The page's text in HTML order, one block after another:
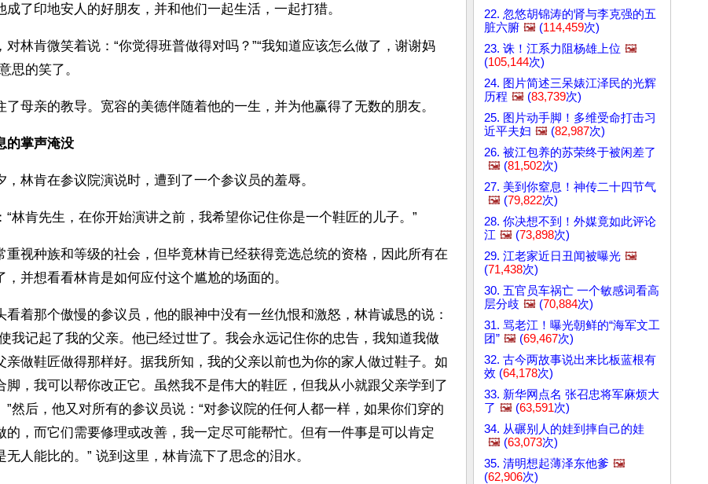
成了印地安人的好朋友，并和他们一起生活，一起打猎。
对林肯微笑着说：“你觉得班普做得对吗？”“我知道应该怎么做了，谢谢妈
思的笑了。
了母亲的教导。宽容的美德伴随着他的一生，并为他赢得了无数的朋友。
的掌声淹没
，林肯在参议院演说时，遭到了一个参议员的羞辱。
“林肯先生，在你开始演讲之前，我希望你记住你是一个鞋匠的儿子。”
重视种族和等级的社会，但毕竟林肯已经获得竞选总统的资格，因此所有在
，并想看看林肯是如何应付这个尴尬的场面的。
看着那个傲慢的参议员，他的眼神中没有一丝仇恨和激怒，林肯诚恳的说：
我记起了我的父亲。他已经过世了。我会永远记住你的忠告，我知道我做
亲做鞋匠做得那样好。据我所知，我的父亲以前也为你的家人做过鞋子。如
脚，我可以帮你改正它。虽然我不是伟大的鞋匠，但我从小就跟父亲学到了
”然后，他又对所有的参议员说：“对参议院的任何人都一样，如果你们穿的
的，而它们需要修理或改善，我一定尽可能帮忙。但有一件事是可以肯定
无人能比的。” 说到这里，林肯流下了思念的泪水。
22. 忽悠胡锦涛的肾与李克强的五
脏六腑 🖼️ (114,459次)
23. 诛！江系力阻杨雄上位 🖼️
(105,144次)
24. 图片简述三呆婊江泽民的光辉
历程 🖼️ (83,739次)
25. 图片动手脚！多维受命打击习
近平夫妇 🖼️ (82,987次)
26. 被江包养的苏荣终于被闲差了
🖼️ (81,502次)
27. 美到你窒息！神传二十四节气
🖼️ (79,822次)
28. 你决想不到！外媒竟如此评论
江 🖼️ (73,898次)
29. 江老家近日丑闻被曝光 🖼️
(71,438次)
30. 五官员车祸亡 一个敏感词看高
层分歧 🖼️ (70,884次)
31. 骂老江！曝光朝鲜的“海军文工
团” 🖼️ (69,467次)
32. 古今两故事说出来比板蓝根有
效 (64,178次)
33. 新华网点名 张召忠将军麻烦大
了 🖼️ (63,591次)
34. 从碾别人的娃到摔自己的娃
🖼️ (63,073次)
35. 清明想起薄泽东他爹 🖼️
(62,906次)